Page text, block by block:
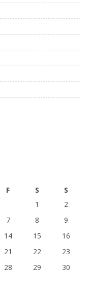
F S
S
1
2
7 8 9
14 15
16
21 22
23
28 29
30